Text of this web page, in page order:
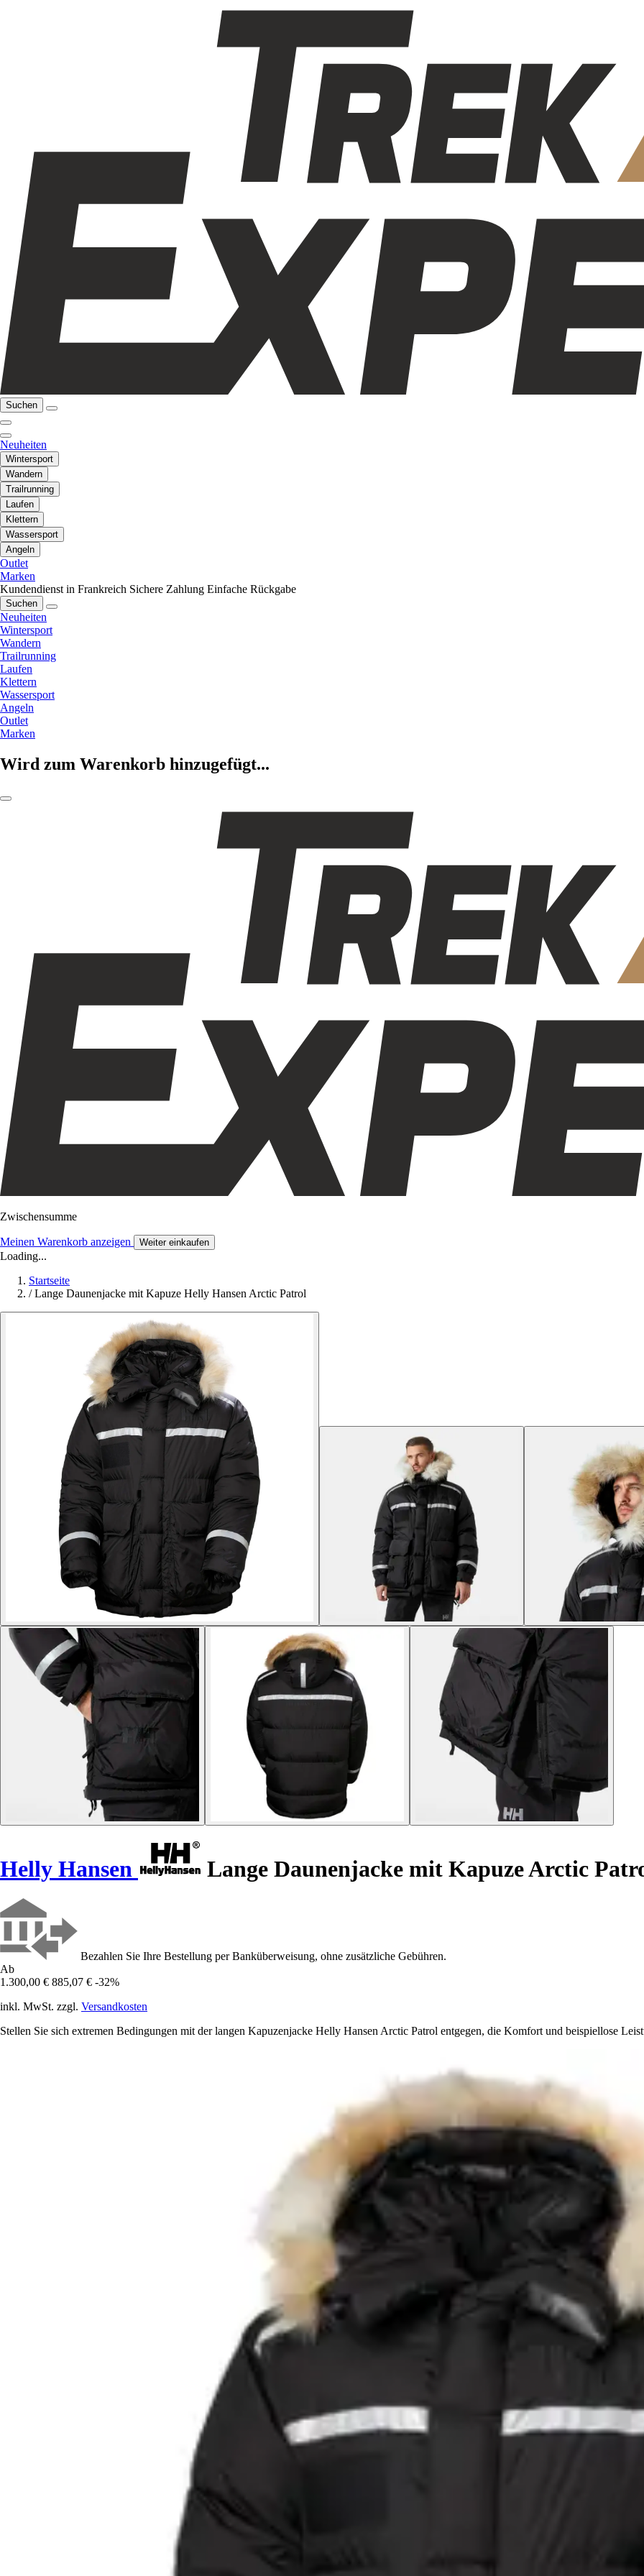
Suchen
Neuheiten
Wintersport
Wandern
Trailrunning
Laufen
Klettern
Wassersport
Angeln
Outlet
Marken
Kundendienst in Frankreich Sichere Zahlung Einfache Rückgabe
Suchen
Neuheiten
Wintersport
Wandern
Trailrunning
Laufen
Klettern
Wassersport
Angeln
Outlet
Marken
Wird zum Warenkorb hinzugefügt...
Zwischensumme
Meinen Warenkorb anzeigen Weiter einkaufen
Loading...
Startseite
/ Lange Daunenjacke mit Kapuze Helly Hansen Arctic Patrol
Helly Hansen Lange Daunenjacke mit Kapuze Arctic
Bezahlen Sie Ihre Bestellung per Banküberweisung, ohne zusätzliche Gebühren.
Ab
1.300,00 € 885,07 € -32%
inkl. MwSt. zzgl. Versandkosten
Stellen Sie sich extremen Bedingungen mit der langen Kapuzenjacke Helly Hansen Arctic Patrol entgegen, die Komfort und beispiellose